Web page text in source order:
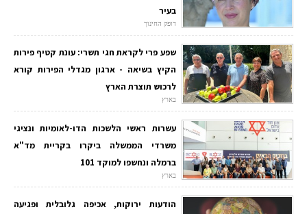
בעיר
דופק החינוך
שפע פרי לקראת חגי תשרי: עונת קטיף פירות
הקיץ בשיאה - ארגון מגדלי הפירות קורא
לרכוש תוצרת הארץ
בארץ
עשרות ראשי הלשכות הדו-לאומיות ונציגי
משרדי הממשלה ביקרו בקריית מד"א
ברמלה ונחשפו למוקד 101
בארץ
הודעות ירוקות, אכיפה גלובלית ופגיעה